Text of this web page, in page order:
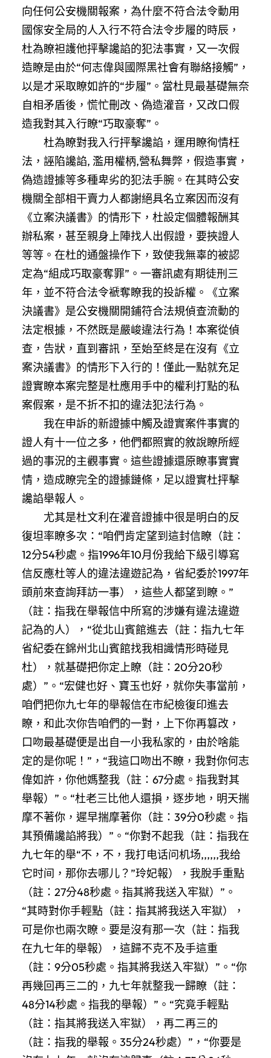
向任何公安機關報案，為什麼不符合法令動用
國傢安全局的人入行不符合法令步履的時辰，
杜為瞭袒護他抨擊讒諂的犯法事實，又一次假
造瞭是由於“何志偉與國際黑社會有聯絡接觸”，
以是才采取瞭如許的“步履”。當杜見最基礎無奈
自相矛盾後，慌忙刪改、偽造灌音，又改口假
造我對其入行瞭“巧取豪奪”。
杜為瞭對我入行抨擊讒諂，運用瞭徇情枉
法，誣陷讒諂, 濫用權柄,營私舞弊，假造事實，
偽造證據等多種卑劣的犯法手腕。在其時公安
機關全部相干賣力人都謝絕具名立案因而沒有
《立案決議書》的情形下，杜設定個體報酬其
辦私案，甚至親身上陣找人出假證，要挾證人
等等。在杜的通盤操作下，致使我無辜的被認
定為“組成巧取豪奪罪”。一審訊處有期徒刑三
年，並不符合法令褫奪瞭我的投訴權。《立案
決議書》是公安機關開鋪符合法規偵查流動的
法定根據，不然既是嚴峻違法行為！本案從偵
查，告狀，直到審訊，至始至終是在沒有《立
案決議書》的情形下入行的！僅此一點就充足
證實瞭本案完整是杜應用手中的權利打點的私
案假案，是不折不扣的違法犯法行為。
我在申訴的新證據中觸及證實案件事實的
證人有十一位之多，他們都照實的敘說瞭所經
過的事況的主觀事實。這些證據還原瞭事實實
情，造成瞭完全的證據鏈條，足以證實杜抨擊
讒諂舉報人。
尤其是杜文利在灌音證據中很是明白的反
復坦率瞭多次：“咱們肯定望到這封信瞭（註：
12分54秒處。指1996年10月份我給下級引導寫
信反應杜等人的違法違遊記為，省紀委於1997年
頭前來查詢拜訪一事），這些人都望到瞭。”
（註：指我在舉報信中所寫的涉嫌有違法違遊
記為的人），“從北山賓館進去（註：指九七年
省紀委在錦州北山賓館找我相識情形時碰見
杜），就基礎把你定上瞭（註：20分20秒
處）”。“宏健也好、寶玉也好，就你失事當前，
咱們把你九七年的舉報信在市紀檢復印進去
瞭，和此次你告咱們的一對，上下你再篡改，
口吻最基礎便是出自一小我私家的，由於啥能
定的是你呢！”，“我這口吻出不瞭，我對你何志
偉如許，你他媽整我（註：67分處。指我對其
舉報）”。“杜老三比他人還損，逐步地，明天揣
摩不著你，遲早揣摩著你（註：39分0秒處。指
其預備讒諂將我）”。“你對不起我（註：指我在
九七年的舉“不，不，我打电话问机场,,,,,,我给
它时间，那你去哪儿？”玲妃報），我脫手重點
（註：27分48秒處。指其將我送入牢獄）”。
“其時對你手輕點（註：指其將我送入牢獄），
可是你也兩次瞭。要是沒有那一次（註：指我
在九七年的舉報），這歸不克不及手這重
（註：9分05秒處。指其將我送入牢獄）”。“你
再幾回再三二的，九七年就整我一歸瞭（註：
48分14秒處。指我的舉報）”。“究竟手輕點
（註：指其將我送入牢獄），再二再三的
（註：指我的舉報。35分24秒處）”，“你要是